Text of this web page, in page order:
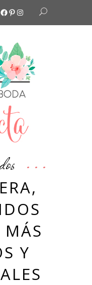
Facebook
Pinterest
Instagram
Y